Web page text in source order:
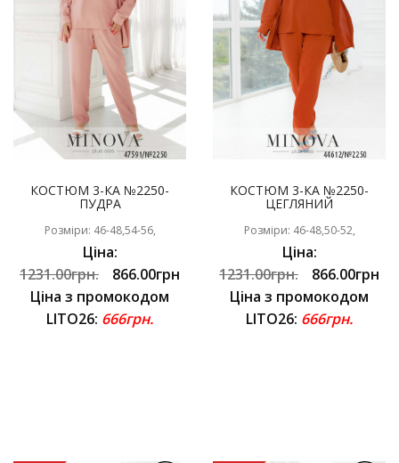
КОСТЮМ 3-КА №2250-
ПУДРА
Розміри: 46-48,54-56,
Ціна:
1231.00грн.
866.00грн
Ціна з промокодом
LITO26: 666грн.
КОСТЮМ 3-КА №2250-
ЦЕГЛЯНИЙ
Розміри: 46-48,50-52,
Ціна:
1231.00грн.
866.00грн
Ціна з промокодом
LITO26: 666грн.